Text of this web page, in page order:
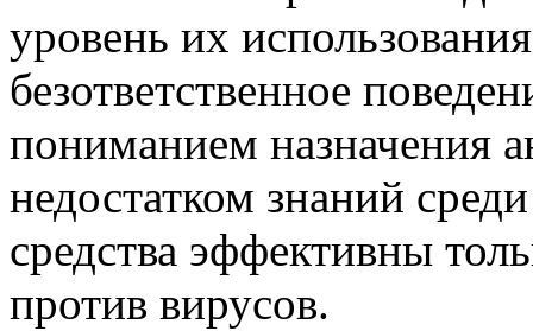
уровень их
безответственное
пониманием назначения
недостатком знаний
средства эффективны
против вирусов.